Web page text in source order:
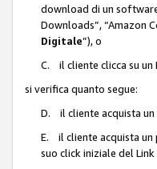
download di un software
Downloads”, “Amazon
Digitale”), o
C. il cliente clicca su un
si verifica quanto segue:
D. il cliente acquista
E. il cliente acquista un
suo click iniziale del Link